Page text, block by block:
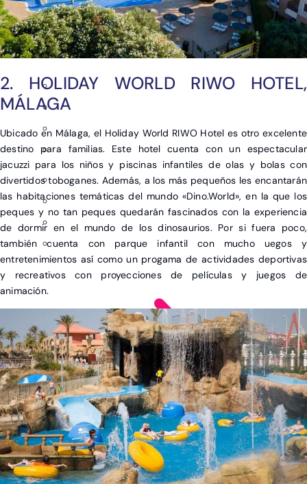
Ver post de Asia
2. HOLIDAY WORLD RIWO HOTEL,
MÁLAGA
Ubicado en Málaga, el Holiday World RIWO Hotel es otro excelente
destino para familias. Este hotel cuenta con un espectacular
jacuzzi para los niños y piscinas infantiles de olas y bolas con
divertidos toboganes. Además, a los más pequeños les encantarán
las habitaciones temáticas del mundo «Dino.World», en la que los
peques y no tan peques quedarán fascinados con la experiencia
de dormir en el mundo de los dinosaurios. Por si fuera poco,
también cuenta con parque infantil con mucho uegos y
entretenimientos así como un progama de actividades deportivas
y recreativos con proyecciones de películas y juegos de
animación.